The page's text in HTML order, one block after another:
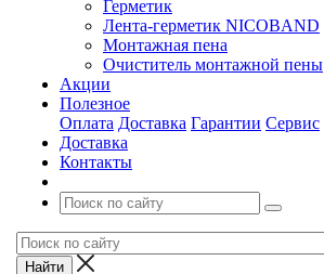
Герметик
Лента-герметик NICOBAND
Монтажная пена
Очиститель монтажной пены
Акции
Полезное
Оплата Доставка Гарантии Сервис
Доставка
Контакты